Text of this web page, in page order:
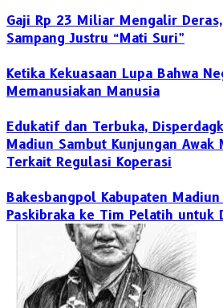
Gaji Rp 23 Miliar Mengalir Deras,
Sampang Justru “Mati Suri”
Ketika Kekuasaan Lupa Bahwa
Memanusiakan Manusia
Edukatif dan Terbuka,
Madiun Sambut Kunjungan Awak
Terkait Regulasi Koperasi
Bakesbangpol Kabupaten
Paskibraka ke Tim Pelatih untuk